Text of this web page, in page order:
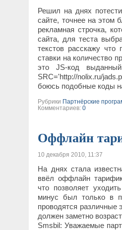
Решил на днях
сайте, точнее на этом
рекламная строчка,
сайта, для теста
текстов расскажу что
ставки на количество
это JS-код
SRC='http://nolix.ru/
боюсь подобные коды
Рубрики Партнёрские
Комментариев:0
Оффлайн
10 декабря 2010, 11:37
На днях стала
ввёл оффлайн
что позволяет
минус был только в
проводятся различные
должен заметно
Smsbil: Уважаемые